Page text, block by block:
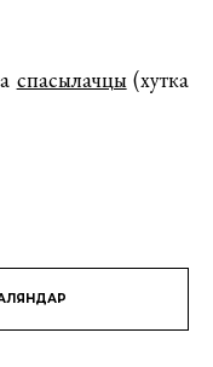
спасылачцы (хутка